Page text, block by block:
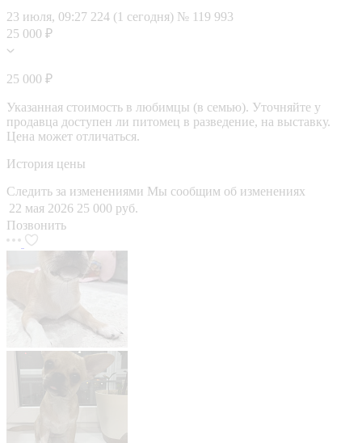
23 июля, 09:27 224 (1 сегодня) № 119 993
25 000 ₽
25 000 ₽
Указанная стоимость в любимцы (в семью). Уточняйте у
продавца доступен ли питомец в разведение, на выставку.
Цена может отличаться.
История цены
Следить за изменениями Мы сообщим об изменениях
22 мая 2026 25 000 руб.
Позвонить